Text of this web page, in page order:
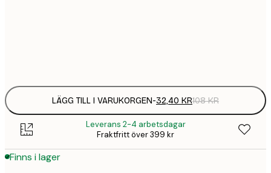
LÄGG TILL I VARUKORGEN-32,40 KR108 KR
Leverans 2-4 arbetsdagar
Fraktfritt över 399 kr
Finns i lager